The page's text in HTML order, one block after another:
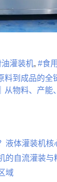
灌装机, #食
料到成品的全
从物料、产能
域